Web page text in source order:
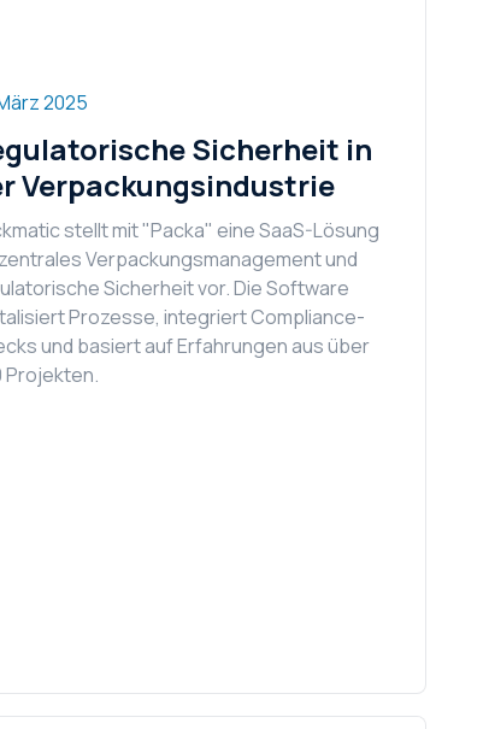
2025
Sicherheit in
Verpackungsindustrie
stellt mit "Packa" eine SaaS-Lösung
Verpackungsmanagement und
Sicherheit vor. Die Software
Prozesse, integriert Compliance-
und basiert auf Erfahrungen aus über
Projekten.